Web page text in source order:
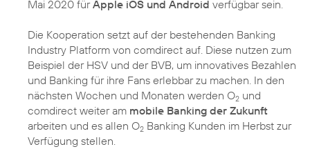
Mai 2020 fürApple iOS und Android verfügbar sein.
Die Kooperation setzt auf der bestehenden Banking
Industry Platform von comdirect auf. Diese nutzen zum
Beispiel der HSV und der BVB, um innovatives Bezahlen
und Banking für ihre Fans erlebbar zu machen. In den
nächsten Wochen und Monaten werden O2 und
comdirect weiter am mobile Banking der Zukunft
arbeiten und es allen O2 Banking Kunden im Herbst zur
Verfügung stellen.